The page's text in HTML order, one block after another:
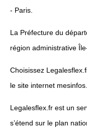
- Paris.
La Préfecture du
région administrative
Choisissez
le site internet
Legalesflex.fr est un
s’étend sur le plan